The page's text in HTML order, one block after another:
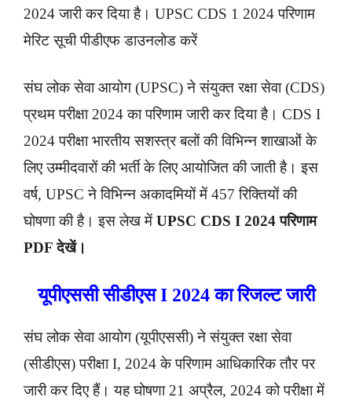
2024 जारी कर दिया है। UPSC CDS 1 2024 परिणाम
मेरिट सूची पीडीएफ डाउनलोड करें
संघ लोक सेवा आयोग (UPSC) ने संयुक्त रक्षा सेवा (CDS)
प्रथम परीक्षा 2024 का परिणाम जारी कर दिया है। CDS I
2024 परीक्षा भारतीय सशस्त्र बलों की विभिन्न शाखाओं के
लिए उम्मीदवारों की भर्ती के लिए आयोजित की जाती है। इस
वर्ष, UPSC ने विभिन्न अकादमियों में 457 रिक्तियों की
घोषणा की है। इस लेख में UPSC CDS I 2024 परिणाम
PDF देखें।
यूपीएससी सीडीएस I 2024 का रिजल्ट जारी
संघ लोक सेवा आयोग (यूपीएससी) ने संयुक्त रक्षा सेवा
(सीडीएस) परीक्षा I, 2024 के परिणाम आधिकारिक तौर पर
जारी कर दिए हैं। यह घोषणा 21 अप्रैल, 2024 को परीक्षा में